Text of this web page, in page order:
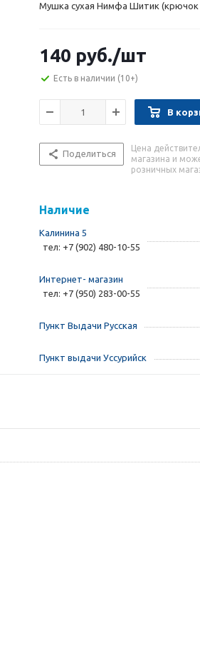
Мушка сухая Нимфа Шитик (крючок
140 руб./шт
Есть в наличии (10+)
В
Поделиться
Цена
магазина и
розничных
Наличие
Калинина 5
тел: +7 (902) 480-10-55
Интернет- магазин
тел: +7 (950) 283-00-55
Пункт Выдачи Русская
Пункт выдачи Уссурийск